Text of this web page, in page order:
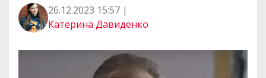
26.12.2023 15:57 |
Катерина Давиденко